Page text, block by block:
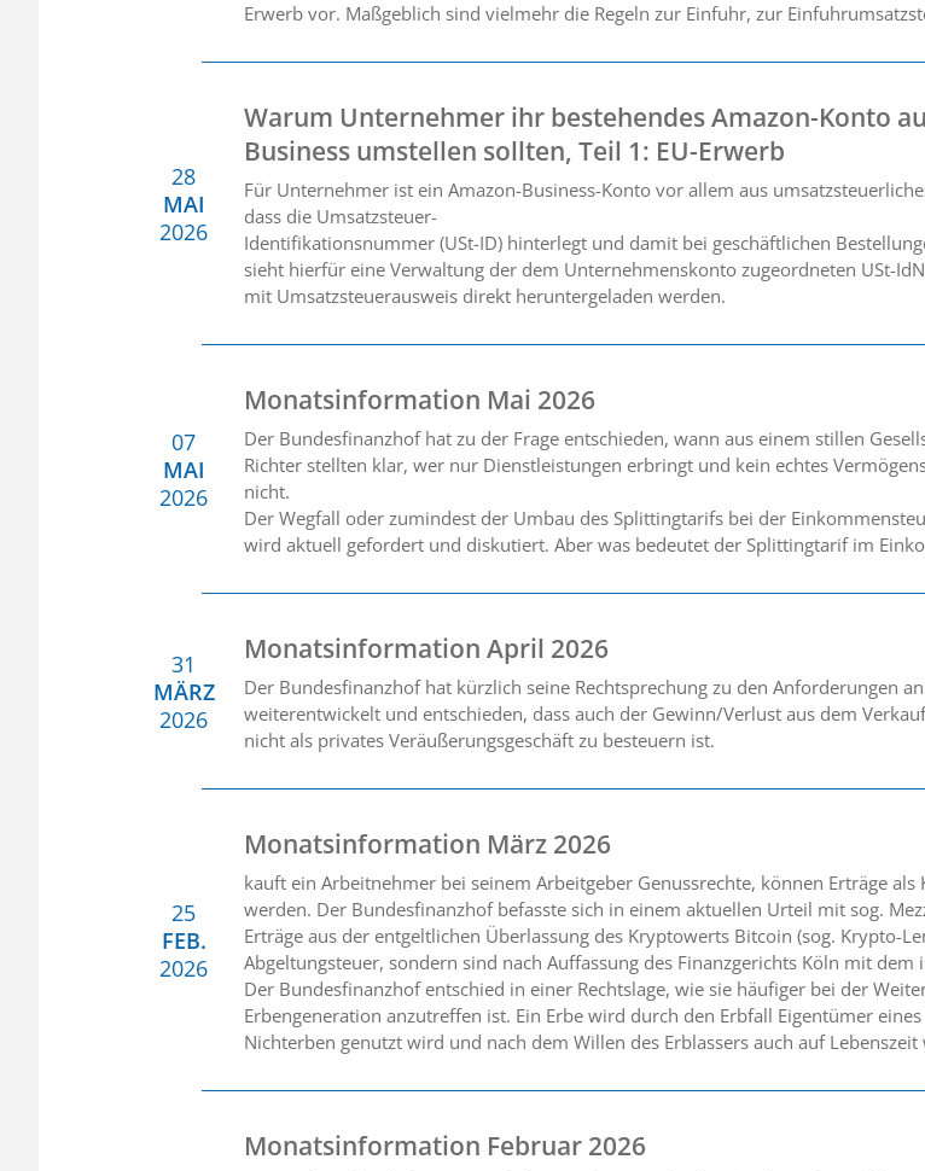
Erwerb vor. Maßgeblich sind vielmehr die Regeln zur Einfuhr, zur
28
MAI
2026
Warum Unternehmer ihr bestehendes Amazon-Konto
Business umstellen sollten, Teil 1: EU-Erwerb
Für Unternehmer ist ein Amazon-Business-Konto vor allem aus
dass die Umsatzsteuer-
Identifikationsnummer (USt-ID) hinterlegt und damit bei geschäftlichen
sieht hierfür eine Verwaltung der dem Unternehmenskonto zugeordneten USt-
mit Umsatzsteuerausweis direkt heruntergeladen werden.
07
MAI
2026
Monatsinformation Mai 2026
Der Bundesfinanzhof hat zu der Frage entschieden, wann aus einem stillen
Richter stellten klar, wer nur Dienstleistungen erbringt und kein echtes
nicht.
Der Wegfall oder zumindest der Umbau des Splittingtarifs bei der
wird aktuell gefordert und diskutiert. Aber was bedeutet der Splittingtarif im
31
MÄRZ
2026
Monatsinformation April 2026
Der Bundesfinanzhof hat kürzlich seine Rechtsprechung zu den Anforderungen
weiterentwickelt und entschieden, dass auch der Gewinn/Verlust aus dem
nicht als privates Veräußerungsgeschäft zu besteuern ist.
25
FEB.
2026
Monatsinformation März 2026
kauft ein Arbeitnehmer bei seinem Arbeitgeber Genussrechte, können Erträge
werden. Der Bundesfinanzhof befasste sich in einem aktuellen Urteil mit sog.
Erträge aus der entgeltlichen Überlassung des Kryptowerts Bitcoin (sog. Krypto-
Abgeltungsteuer, sondern sind nach Auffassung des Finanzgerichts Köln mit
Der Bundesfinanzhof entschied in einer Rechtslage, wie sie häufiger bei der
Erbengeneration anzutreffen ist. Ein Erbe wird durch den Erbfall Eigentümer
Nichterben genutzt wird und nach dem Willen des Erblassers auch auf
Monatsinformation Februar 2026